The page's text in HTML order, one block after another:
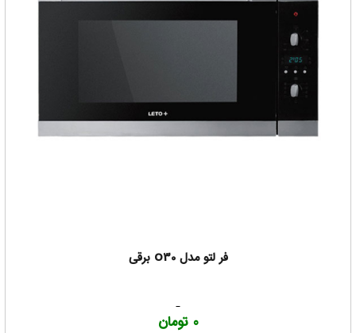
فر لتو مدل O30 برقی
0 تومان